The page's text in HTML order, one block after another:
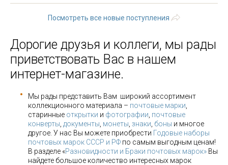
Посмотреть все новые поступления
Дорогие друзья и коллеги, мы рады
приветствовать Вас в нашем
интернет-магазине.
Мы рады представить Вам широкий ассортимент
коллекционного материала – почтовые марки
старинные открытки и фотографии почтовые
конверты документы монеты знаки боны и многое
другое. У нас Вы можете приобрести Годовые наборы
почтовых марок СССР и РФ по самым выгодным ценам!
В разделе «Разновидности и Браки почтовых марок» Вы
найдете большое количество интересных марок